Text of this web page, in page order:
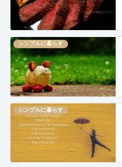
シンプルに暮らす
シンプルに暮らす